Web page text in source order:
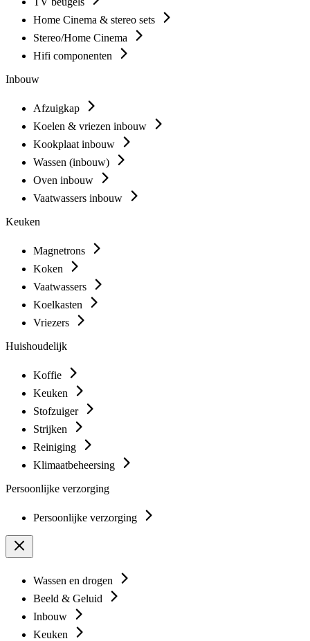
Home Cinema & stereo sets
Stereo/Home Cinema
Hifi componenten
Inbouw
Afzuigkap
Koelen & vriezen inbouw
Kookplaat inbouw
Wassen (inbouw)
Oven inbouw
Vaatwassers inbouw
Keuken
Magnetrons
Koken
Vaatwassers
Koelkasten
Vriezers
Huishoudelijk
Koffie
Keuken
Stofzuiger
Strijken
Reiniging
Klimaatbeheersing
Persoonlijke verzorging
Persoonlijke verzorging
Wassen en drogen
Beeld & Geluid
Inbouw
Keuken